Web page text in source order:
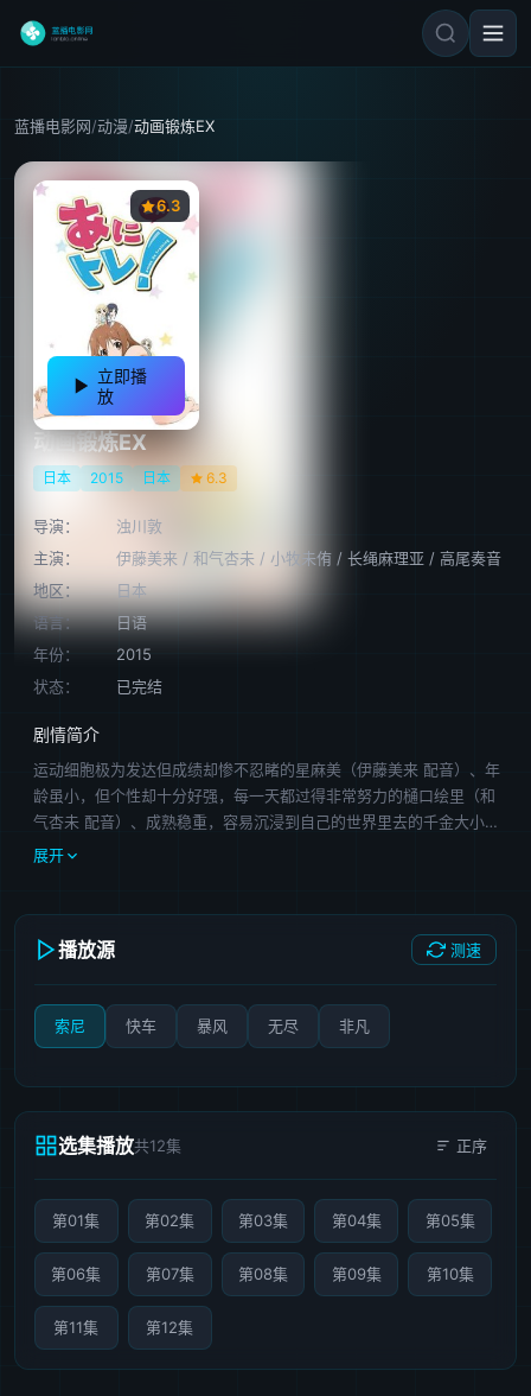
蓝播电影网/动漫/动画锻炼EX
6.3
立即播
放
动画锻炼EX
日本 2015 日本 6.3
导演：
浊川敦
主演：
伊藤美来 / 和气杏未 / 小牧未侑 / 长绳麻理亚 / 高尾奏音
地区：
日本
语言：
日语
年份：
2015
状态：
已完结
剧情简介
运动细胞极为发达但成绩却惨不忍睹的星麻美（伊藤美来 配音）、年
龄虽小，但个性却十分好强，每一天都过得非常努力的樋口绘里（和
气杏未 配音）、成熟稳重，容易沉浸到自己的世界里去的千金大小姐
早乙女静乃（小木未侑 配音）、渴望成为偶像，却常常生活在幻想中
起，面对着种类丰富的运动项目，让我们一起把身体动起来吧。
展开
播放源 测速
索尼 快车 暴风 无尽 非凡
选集播放共12集 正序
第01集 第02集 第03集 第04集 第05集
第06集 第07集 第08集 第09集 第10集
第11集 第12集